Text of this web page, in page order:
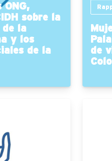
ONG,
sobre la
la
y los
de la
de